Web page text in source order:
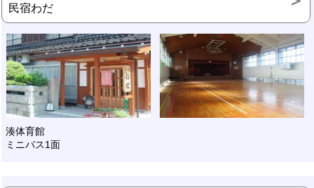
民宿わだ
湊体育館
ミニバス1面